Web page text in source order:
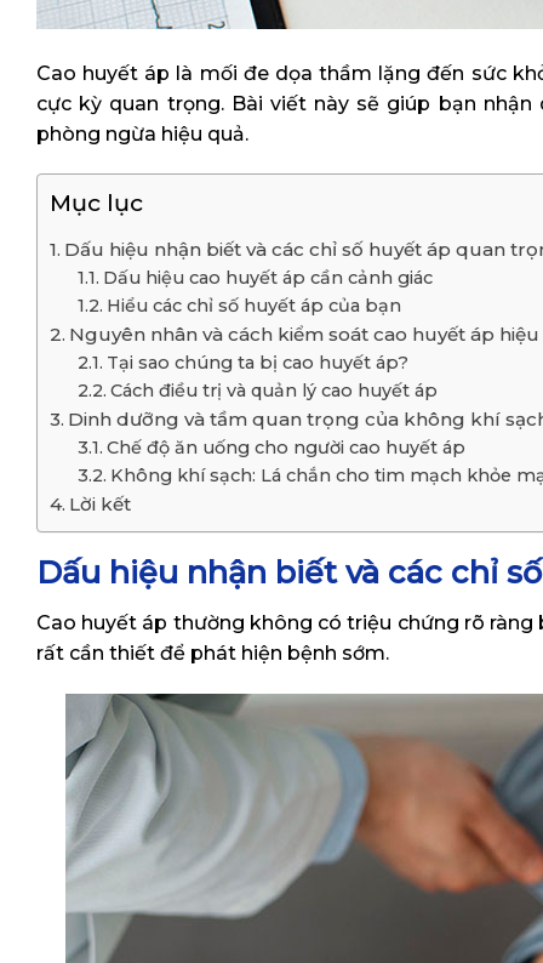
Cao huyết áp là mối đe dọa thầm lặng đến sức
cực kỳ quan trọng. Bài viết này sẽ giúp bạn
phòng ngừa hiệu quả.
Mục lục
Dấu hiệu nhận biết và các chỉ số huyết áp quan
Dấu hiệu cao huyết áp cần cảnh giác
Hiểu các chỉ số huyết áp của bạn
Nguyên nhân và cách kiểm soát cao huyết áp
Tại sao chúng ta bị cao huyết áp?
Cách điều trị và quản lý cao huyết áp
Dinh dưỡng và tầm quan trọng của không khí
Chế độ ăn uống cho người cao huyết áp
Không khí sạch: Lá chắn cho tim mạch khỏe
Lời kết
Dấu hiệu nhận biết và các chỉ
Cao huyết áp thường không có triệu chứng rõ ràng
rất cần thiết để phát hiện bệnh sớm.